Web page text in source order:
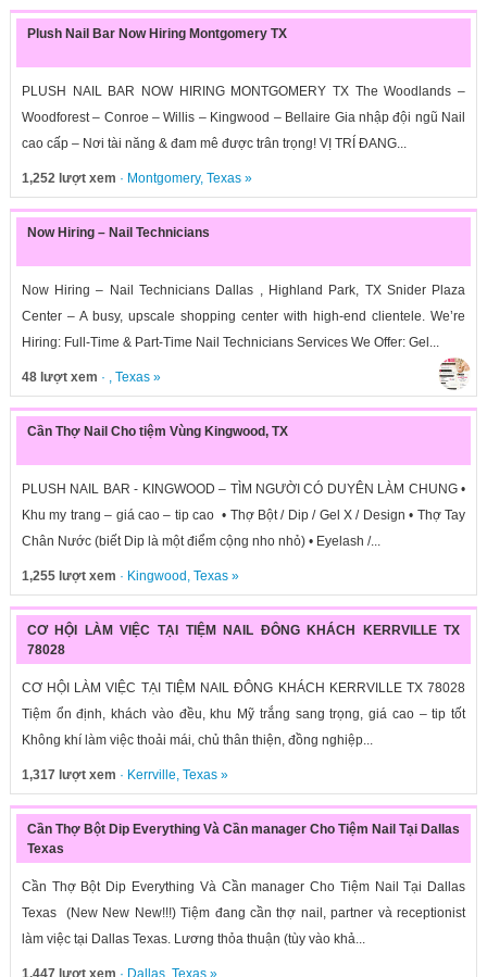
Plush Nail Bar Now Hiring Montgomery TX
PLUSH NAIL BAR NOW HIRING MONTGOMERY TX The Woodlands –
Woodforest – Conroe – Willis – Kingwood – Bellaire Gia nhập đội ngũ Nail
cao cấp – Nơi tài năng & đam mê được trân trọng! VỊ TRÍ ĐANG...
1,252 lượt xem · Montgomery, Texas»
Now Hiring – Nail Technicians
Now Hiring – Nail Technicians Dallas , Highland Park, TX Snider Plaza
Center – A busy, upscale shopping center with high-end clientele. We’re
Hiring: Full-Time & Part-Time Nail Technicians Services We Offer: Gel...
48 lượt xem · , Texas»
Cần Thợ Nail Cho tiệm Vùng Kingwood, TX
PLUSH NAIL BAR - KINGWOOD – TÌM NGƯỜI CÓ DUYÊN LÀM CHUNG •
Khu my trang – giá cao – tip cao • Thợ Bột / Dip / Gel X / Design • Thợ Tay
Chân Nước (biết Dip là một điểm cộng nho nhỏ) • Eyelash /...
1,255 lượt xem · Kingwood , Texas»
CƠ HỘI LÀM VIỆC TẠI TIỆM NAIL ĐÔNG KHÁCH KERRVILLE TX
78028
CƠ HỘI LÀM VIỆC TẠI TIỆM NAIL ĐÔNG KHÁCH KERRVILLE TX 78028
Tiệm ổn định, khách vào đều, khu Mỹ trắng sang trọng, giá cao – tip tốt
Không khí làm việc thoải mái, chủ thân thiện, đồng nghiệp...
1,317 lượt xem · Kerrville, Texas»
Cần Thợ Bột Dip Everything Và Cần manager Cho Tiệm Nail Tại Dallas
Texas
Cần Thợ Bột Dip Everything Và Cần manager Cho Tiệm Nail Tại Dallas
Texas (New New New!!!) Tiệm đang cần thợ nail, partner và receptionist
làm việc tại Dallas Texas. Lương thỏa thuận (tùy vào khả...
1,447 lượt xem · Dallas, Texas»